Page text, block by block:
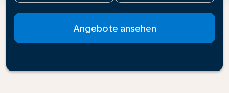
Angebote ansehen